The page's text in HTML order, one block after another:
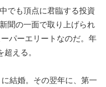
でも頂点に君臨する投資
聞の一面で取り上げられ
パーエリートなのだ。年
える。
結婚。その翌年に、第一